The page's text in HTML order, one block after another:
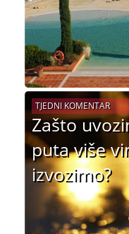
Zašto
puta više
izvozimo?
TJEDNI KOMENTAR